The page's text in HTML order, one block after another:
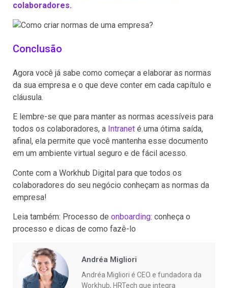
colaboradores.
Conclusão
Agora você já sabe como começar a elaborar as normas
da sua empresa e o que deve conter em cada capítulo e
cláusula.
E lembre-se que para manter as normas acessíveis para
todos os colaboradores, a Intranet é uma ótima saída,
afinal, ela permite que você mantenha esse documento
em um ambiente virtual seguro e de fácil acesso.
Conte com a Workhub Digital para que todos os
colaboradores do seu negócio conheçam as normas da
empresa!
Leia também: Processo de onboarding: conheça o
processo e dicas de como fazê-lo
Andréa Migliori
Andréa Migliori é CEO e fundadora da
Workhub, HRTech que integra